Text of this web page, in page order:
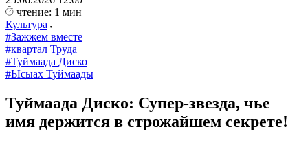
чтение: 1 мин
Культура
#Зажжем вместе
#квартал Труда
#Туймаада Диско
#Ысыах Туймаады
Туймаада Диско: Супер-звезда, чье
имя держится в строжайшем секрете!